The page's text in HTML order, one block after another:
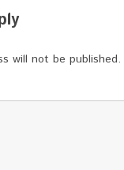
will not be published.